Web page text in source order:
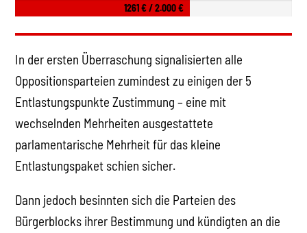
1261 € / 2.000 €
In der ersten Überraschung signalisierten alle
Oppositionsparteien zumindest zu einigen der 5
Entlastungspunkte Zustimmung – eine mit
wechselnden Mehrheiten ausgestattete
parlamentarische Mehrheit für das kleine
Entlastungspaket schien sicher.
Dann jedoch besinnten sich die Parteien des
Bürgerblocks ihrer Bestimmung und kündigten an die